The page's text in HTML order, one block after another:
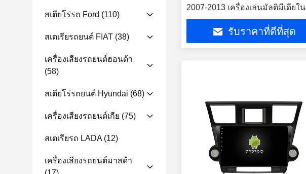
สเตียโร่รถ Ford (110)
สเตเรียรถยนต์ FIAT (38)
เครื่องเสียงรถยนต์ฮอนด้า
(58)
สเตียโร่รถยนต์ Hyundai (68)
เครื่องเสียงรถยนต์เกีย (75)
สเตเรียรถ LADA(12)
เครื่องเสียงรถยนต์มาสด้า
2007-2013 เครื่องเล่นมัลติมีเดียใน
รถยนต์ Android
รับราคาที่ดีที่สุด